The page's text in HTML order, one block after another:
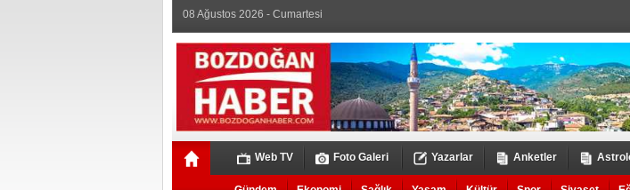
08 Ağustos 2026 - Cumartesi
Web TV Foto Galeri Yazarlar Anketler